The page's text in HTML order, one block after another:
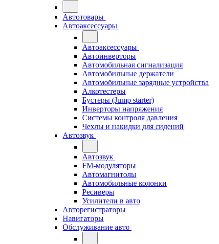
Автотовары
Автоаксессуары
Автоаксессуары
Автоинверторы
Автомобильная сигнализация
Автомобильные держатели
Автомобильные зарядные устройства
Алкотестеры
Бустеры (Jump starter)
Инверторы напряжения
Системы контроля давления
Чехлы и накидки для сидений
Автозвук
Автозвук
FM-модуляторы
Автомагнитолы
Автомобильные колонки
Ресиверы
Усилители в авто
Авторегистраторы
Навигаторы
Обслуживание авто